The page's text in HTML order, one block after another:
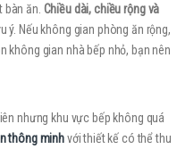
bàn ăn. Chiều dài, chiều rộng và
Nếu không gian phòng ăn rộng,
không gian nhà bếp nhỏ, bạn nên
nhưng khu vực bếp không quá
thông minhvới thiết kế có thể thu